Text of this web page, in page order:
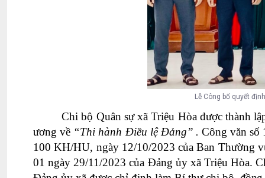
Lễ Công bố quyết
Chi bộ Quân sự xãTriệu Hòa được thành
ương về “Thi hành Điều lệ Đảng” . Công văn số
100 KH/HU, ngày 12/10/2023 của Ban Thường
01 ngày 29/11/2023 của Đảng ủy xãTriệu Hòa.